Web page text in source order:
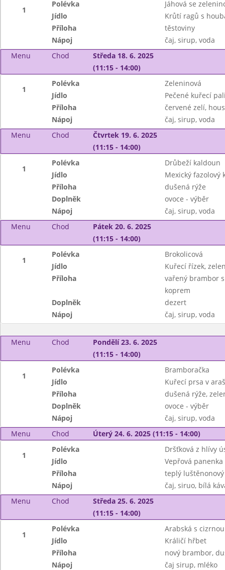
1
Polévka
Jáhová se
Jídlo
Krůtí ragů s
Příloha
těstoviny
Nápoj
čaj, sirup, voda
Menu
Chod
Středa 18. 6. 2025
(11:15 - 14:00)
1
Polévka
Zeleninová
Jídlo
Pečené kuřecí
Příloha
červené zelí,
Nápoj
čaj, sirup, voda
Menu
Chod
Čtvrtek 19. 6. 2025
(11:15 - 14:00)
1
Polévka
Drůbeží kaldoun
Jídlo
Mexický fazolový
Příloha
dušená rýže
Doplněk
ovoce - výběr
Nápoj
čaj, sirup, voda
Menu
Chod
Pátek 20. 6. 2025
(11:15 - 14:00)
1
Polévka
Brokolicová
Jídlo
Kuřecí řízek,
Příloha
vařený brambor
koprem
Doplněk
dezert
Nápoj
čaj, sirup, voda
Menu Chod
Pondělí 23. 6. 2025
(11:15 - 14:00)
1
Polévka
Bramboračka
Jídlo
Kuřecí prsa v
Příloha
dušená rýže,
Doplněk
ovoce - výběr
Nápoj
čaj, sirup, voda
Menu
Chod Úterý 24. 6. 2025 (11:15 - 14:00)
1
Polévka
Dršťková z hlívy
Jídlo
Vepřová panenka
Příloha
teplý
Nápoj
čaj, siruo, bílá
Menu
Chod
Středa 25. 6. 2025
(11:15 - 14:00)
1
Polévka
Arabská s cizrnou
Jídlo
Králičí hřbet
Příloha
nový brambor,
Nápoj
čaj sirup, mléko